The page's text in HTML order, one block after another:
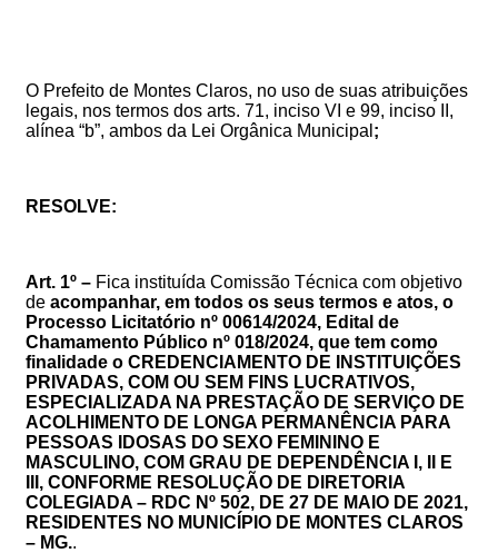
O Prefeito de Montes Claros, no uso de suas atribuições
legais, nos termos dos arts. 71, inciso VI e 99, inciso II,
alínea “b”, ambos da Lei Orgânica Municipal ;
RESOLVE:
Art. 1º – Fica instituída Comissão Técnica com objetivo
de acompanhar, em todos os seus termos e atos, o
Processo Licitatório nº 00614/2024, Edital de
Chamamento Público nº 018/2024, que tem como
finalidade o CREDENCIAMENTO DE INSTITUIÇÕES
PRIVADAS, COM OU SEM FINS LUCRATIVOS,
ESPECIALIZADA NA PRESTAÇÃO DE SERVIÇO DE
ACOLHIMENTO DE LONGA PERMANÊNCIA PARA
PESSOAS IDOSAS DO SEXO FEMININO E
MASCULINO, COM GRAU DE DEPENDÊNCIA I, II E
III, CONFORME RESOLUÇÃO DE DIRETORIA
COLEGIADA – RDC Nº 502, DE 27 DE MAIO DE 2021,
RESIDENTES NO MUNICÍPIO DE MONTES CLAROS
– MG..